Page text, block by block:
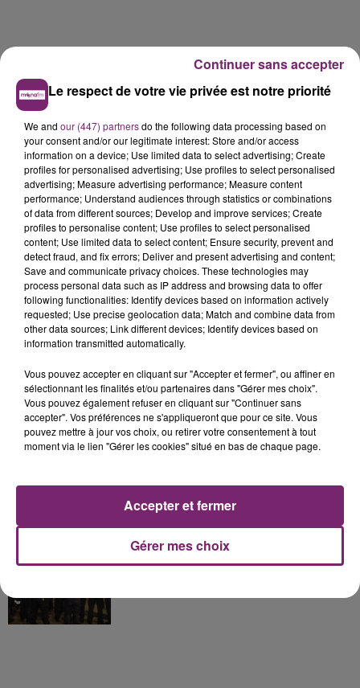
La Bulle - Guinguette éphémère
de Frelinghien !
éclipse solaire du 12 Août 2026
158 pompiers de la région sont
partis hier soir pour la Gironde
Le respect de votre vie privée est notre priorité
We and our (447) partnersdo the following data processing based on
your consent and/or our legitimate interest: Store and/or access
information on a device; Use limited data to select advertising; Create
profiles for personalised advertising; Use profiles to select personalised
advertising; Measure advertising performance; Measure content
performance; Understand audiences through statistics or combinations
of data from different sources; Develop and improve services; Create
profiles to personalise content; Use profiles to select personalised
content; Use limited data to select content; Ensure security, prevent and
detect fraud, and fix errors; Deliver and present advertising and content;
Save and communicate privacy choices. These technologies may
process personal data such as IP address and browsing data to offer
following functionalities: Identify devices based on information actively
requested; Use precise geolocation data; Match and combine data from
other data sources; Link different devices; Identify devices based on
information transmitted automatically.
Vous pouvez accepter en cliquant sur "Accepter et fermer", ou affiner en
sélectionnant les finalités et/ou partenaires dans "Gérer mes choix".
Vous pouvez également refuser en cliquant sur "Continuer sans
accepter". Vos préférences ne s'appliqueront que pour ce site. Vous
pouvez mettre à jour vos choix, ou retirer votre consentement à tout
moment via le lien "Gérer les cookies" situé en bas de chaque page.
Gérer mes choix
Accepter et fermer
Continuer sans accepter